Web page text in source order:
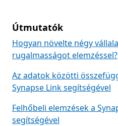
Útmutatók
Hogyan növelte négy
rugalmasságot elemzéssel?
Az adatok közötti
Synapse Link segítségével
Felhőbeli elemzések a
segítségével